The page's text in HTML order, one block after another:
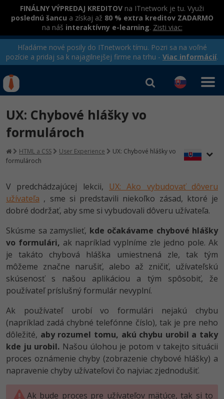
FINÁLNY VÝPREDAJ KREDITOV na ITnetwork je tu. Využi
poslednú šancu a získaj až 80 % extra kreditov ZADARMO
na náš interaktívny e-learning. Zisti viac:
Hľadáme nové posily do ITnetwork tímu. Pozri sa na voľné
pozície a pridaj sa k najagilnejšej firme na trhu - Viac informácií.
Rekvalifikačné kurzy
hradené úradom práce
IT e-learning
Kurzy programovania
Java -80%
C# .NET -80%
Python -80%
JavaScript -80%
PHP -80%
C++
Swift -80%
Kotlin -80%
Céčko -80%
Testovanie softvéru
Marketing -30%
WordPress
SEO -30%
UX
Business
Copywriting -30%
MS Office -80%
Prihlásiť sa| Registrovať
UX: Chybové hlášky vo
formulároch
HTML a CSS User Experience
UX: Chybové hlášky vo
formulároch
V predchádzajúcej lekcii, UX: Ako vybudovať dôveru
užívateľa , sme si predstavili niekoľko zásad, ktoré je
dobré dodržať, aby sme si vybudovali dôveru užívateľa.
Skúsme sa zamyslieť, kde očakávame chybové hlášky
vo formulári, ak napríklad vyplníme zle jedno pole. Ak
je takáto chybová hláška umiestnená zle, tak tým
môžeme značne narušiť, alebo až zničiť, užívateľskú
skúsenosť s našou aplikáciou a tým spôsobiť, že
používateľ príslušný formulár nevyplní.
Ak používateľ urobí vo formulári nejakú chybu
(napríklad zadá chybné telefónne číslo), tak je pre neho
dôležité, aby rozumel tomu, akú chybu urobil a taky
kde ju urobil. Našou úlohou je potom v takejto situácii
proces oznámenie chyby (zobrazenie chybové hlášky) a
napravenie chyby užívateľovi čo najviac zjednodušiť.
Ak bude proces pre užívateľov mätúce, tak si to